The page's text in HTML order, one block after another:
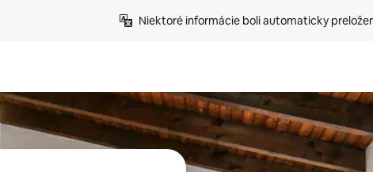
Niektoré informácie boli automaticky